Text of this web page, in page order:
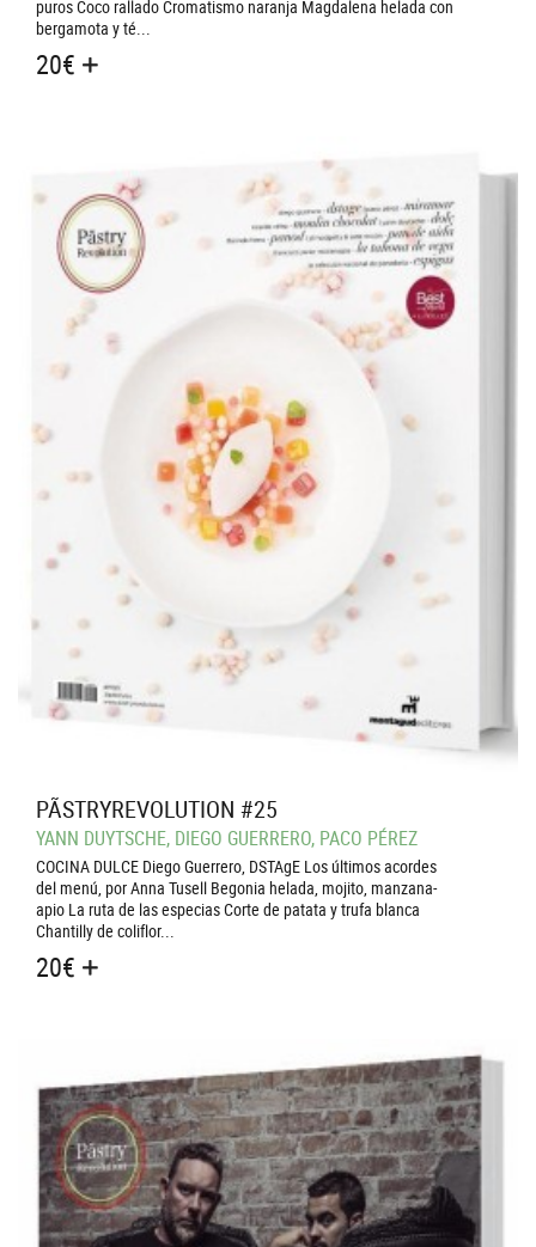
puros Coco rallado Cromatismo naranja Magdalena helada con
bergamota y té...
20€
PÃSTRYREVOLUTION #25
YANN DUYTSCHE, DIEGO GUERRERO, PACO PÉREZ
COCINA DULCE Diego Guerrero, DSTAgE Los últimos acordes
del menú, por Anna Tusell Begonia helada, mojito, manzana-
apio La ruta de las especias Corte de patata y trufa blanca
Chantilly de coliflor...
20€